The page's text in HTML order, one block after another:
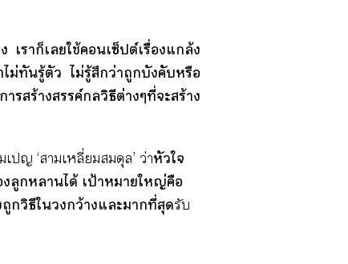
ราก็เลยใช้คอนเซ็ปต์เรื่องแกล้ง
ทันรู้ตัว ไม่รู้สึกว่าถูกบังคับหรือ
สร้างสรรค์กลวิธีต่างๆที่จะสร้าง
ปญ ‘สามเหลี่ยมสมดุล’ ว่าหัวใจ
งลูกหลานได้ เป้าหมายใหญ่คือ
ถูกวิธีในวงกว้างและมากที่สุดรับ